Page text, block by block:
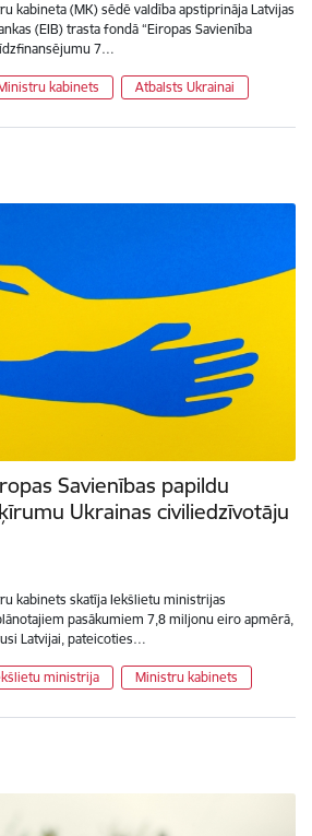
kabineta (MK) sēdē valdība apstiprināja Latvijas
(EIB) trasta fondā “Eiropas Savienība
7…
kabinets Atbalsts Ukrainai
Savienības papildu
Ukrainas civiliedzīvotāju
kabinets skatīja Iekšlietu ministrijas
pasākumiem 7,8 miljonu eiro apmērā,
Latvijai, pateicoties…
ministrija Ministru kabinets